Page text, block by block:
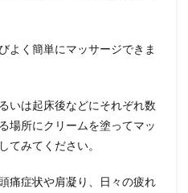
よく簡単にマッサージできま
いは起床後などにそれぞれ数
場所にクリームを塗ってマッ
てみてください。
痛症状や肩凝り、日々の疲れ